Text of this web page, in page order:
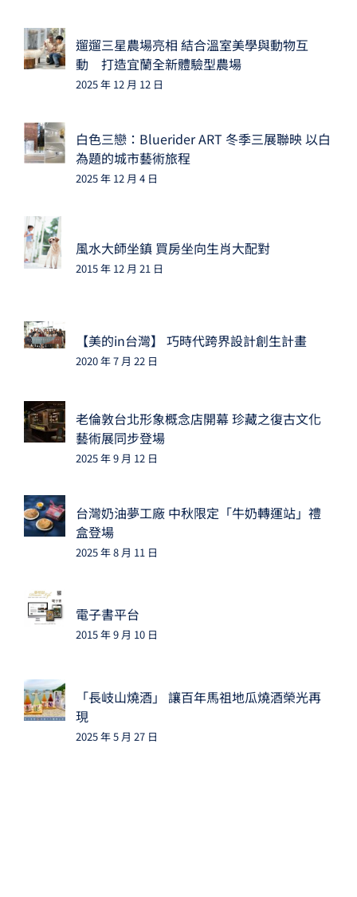
遛遛三星農場亮相 結合溫室美學與動物互
動 打造宜蘭全新體驗型農場
2025 年 12 月 12 日
白色三戀：Bluerider ART 冬季三展聯映 以白
為題的城市藝術旅程
2025 年 12 月 4 日
風水大師坐鎮 買房坐向生肖大配對
2015 年 12 月 21 日
【美的in台灣】 巧時代跨界設計創生計畫
2020 年 7 月 22 日
老倫敦台北形象概念店開幕 珍藏之復古文化
藝術展同步登場
2025 年 9 月 12 日
台灣奶油夢工廠 中秋限定「牛奶轉運站」禮
盒登場
2025 年 8 月 11 日
電子書平台
2015 年 9 月 10 日
「長岐山燒酒」 讓百年馬祖地瓜燒酒榮光再
現
2025 年 5 月 27 日